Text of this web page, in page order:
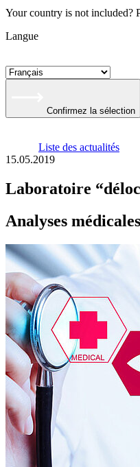
Your country is not included?
Langue
Confirmez la sélection
Liste des actualités
15.05.2019
Laboratoire
Analyses